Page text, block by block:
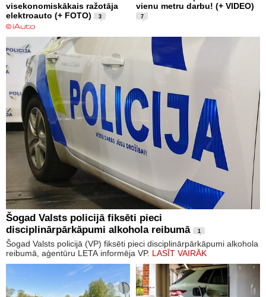
visekonomiskākais ražotāja
elektroauto (+ FOTO)
3
vienu metru darbu! (+ VIDEO)
7
Šogad Valsts policijā fiksēti pieci
disciplinārpārkāpumi alkohola reibumā
1
Šogad Valsts policijā (VP) fiksēti pieci disciplinārpārkāpumi alkohola
reibumā, aģentūru LETA informēja VP. LASĪT VAIRĀK